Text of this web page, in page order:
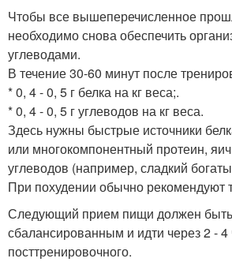
Чтобы все вышеперечисленное
необходимо снова обеспечить
углеводами.
В течение 30-60 минут после
* 0, 4 - 0, 5 г белка на кг веса;.
* 0, 4 - 0, 5 г углеводов на кг веса.
Здесь нужны быстрые источники
или многокомпонентный протеин,
углеводов (например, сладкий
При похудении обычно рекомендуют
Следующий прием пищи должен быть
сбалансированным и идти через 2 - 4
посттренировочного.